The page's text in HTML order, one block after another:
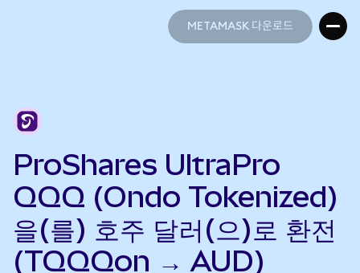
METAMASK 다운로드
ProShares UltraPro
QQQ (Ondo Tokenized)
을(를) 호주 달러(으)로 환전
(TQQQon → AUD)